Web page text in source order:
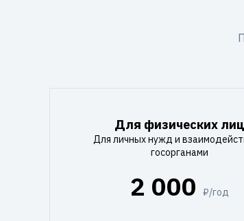
Для физических лиц
Для личных нужд и
госорганами
2 000 ₽/год